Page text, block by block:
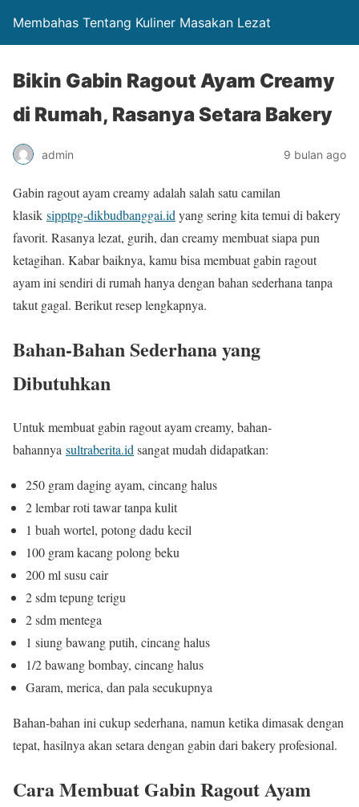
Membahas Tentang Kuliner Masakan Lezat
Bikin Gabin Ragout Ayam Creamy
di Rumah, Rasanya Setara Bakery
admin 9 bulan ago
Gabin ragout ayam creamy adalah salah satu camilan
klasik sipptpg-dikbudbanggai.id yang sering kita temui di bakery
favorit. Rasanya lezat, gurih, dan creamy membuat siapa pun
ketagihan. Kabar baiknya, kamu bisa membuat gabin ragout
ayam ini sendiri di rumah hanya dengan bahan sederhana tanpa
takut gagal. Berikut resep lengkapnya.
Bahan-Bahan Sederhana yang
Dibutuhkan
Untuk membuat gabin ragout ayam creamy, bahan-
bahannya sultraberita.id sangat mudah didapatkan:
250 gram daging ayam, cincang halus
2 lembar roti tawar tanpa kulit
1 buah wortel, potong dadu kecil
100 gram kacang polong beku
200 ml susu cair
2 sdm tepung terigu
2 sdm mentega
1 siung bawang putih, cincang halus
1/2 bawang bombay, cincang halus
Garam, merica, dan pala secukupnya
Bahan-bahan ini cukup sederhana, namun ketika dimasak dengan
tepat, hasilnya akan setara dengan gabin dari bakery profesional.
Cara Membuat Gabin Ragout Ayam